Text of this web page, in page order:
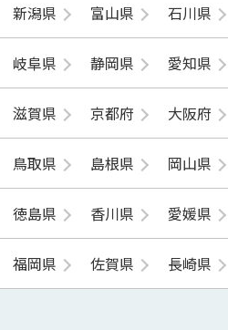
新潟県 富山県 石川県
岐阜県 静岡県 愛知県
滋賀県 京都府 大阪府
鳥取県 島根県 岡山県
徳島県 香川県 愛媛県
福岡県 佐賀県 長崎県